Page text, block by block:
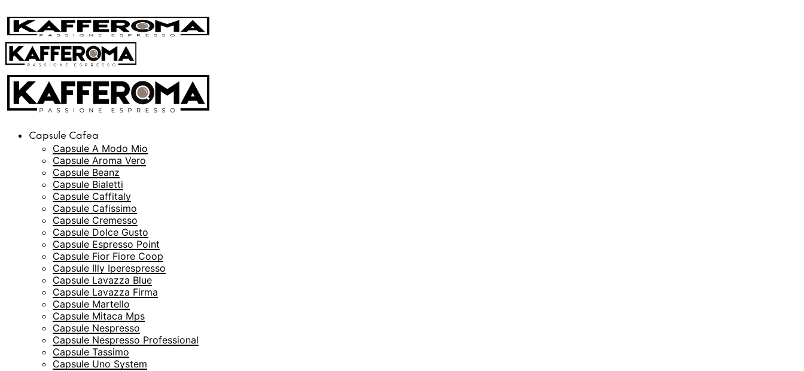
Capsule Cafea
Capsule A Modo Mio
Capsule Aroma Vero
Capsule Beanz
Capsule Bialetti
Capsule Caffitaly
Capsule Cafissimo
Capsule Cremesso
Capsule Dolce Gusto
Capsule Espresso Point
Capsule Fior Fiore Coop
Capsule Illy Iperespresso
Capsule Lavazza Blue
Capsule Lavazza Firma
Capsule Martello
Capsule Mitaca Mps
Capsule Nespresso
Capsule Nespresso Professional
Capsule Tassimo
Capsule Uno System